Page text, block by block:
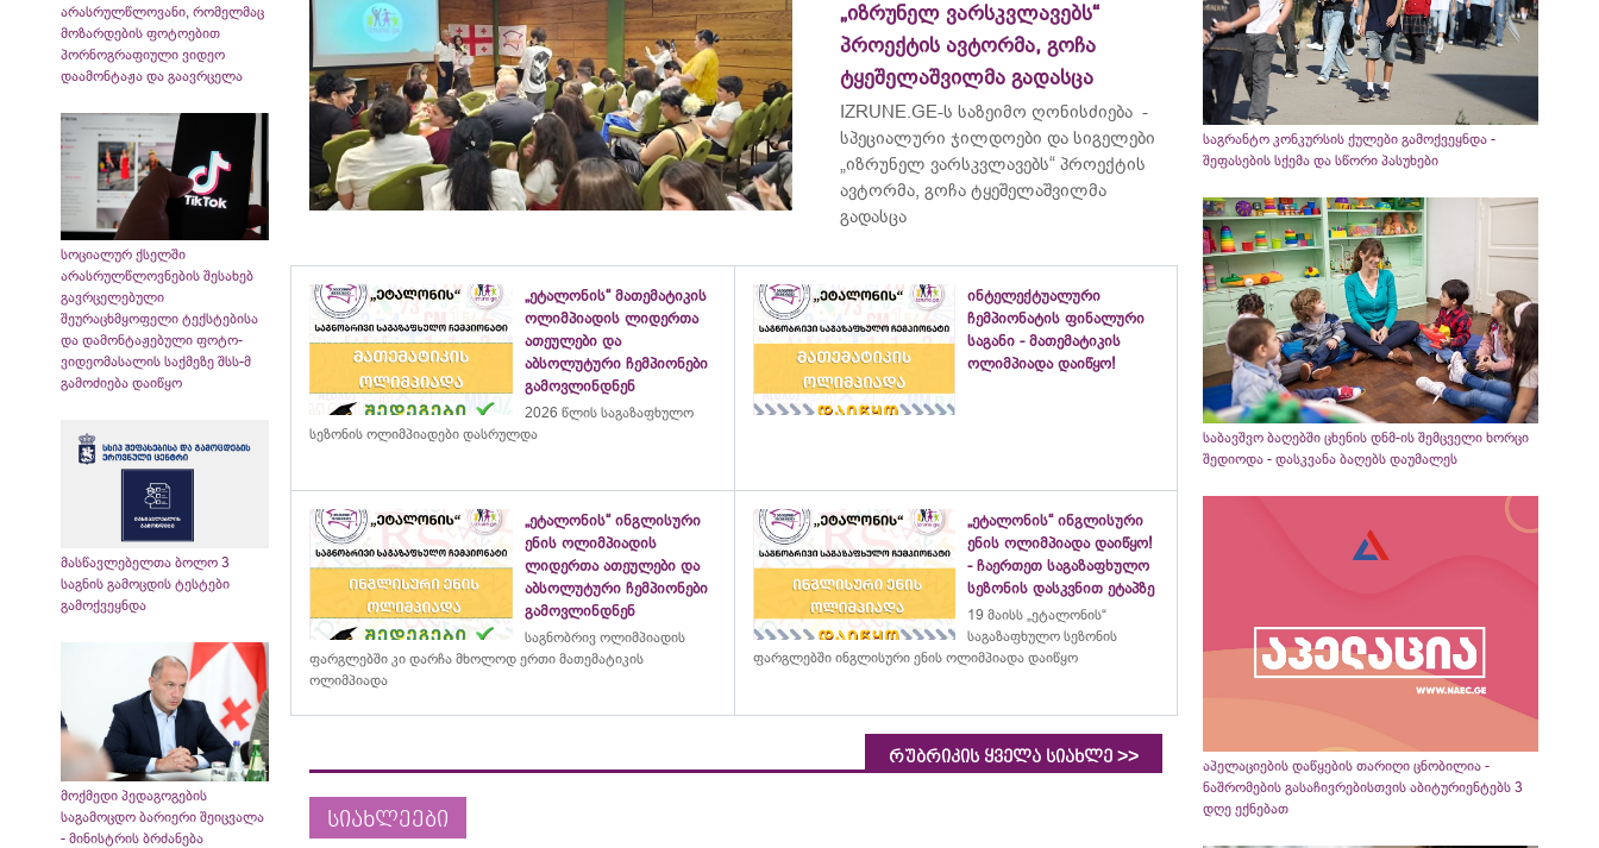
არასრულწლოვანი, რომელმაც
მოზარდების ფოტოებით
პორნოგრაფიული ვიდეო
დაამონტაჟა და გაავრცელა
სოციალურ ქსელში
არასრულწლოვნების შესახებ
გავრცელებული
შეურაცხმყოფელი ტექსტებისა
და დამონტაჟებული ფოტო-
ვიდეომასალის საქმეზე შსს-მ
გამოძიება დაიწყო
მასწავლებელთა ბოლო 3
საგნის გამოცდის ტესტები
გამოქვეყნდა
მოქმედი პედაგოგების
საგამოცდო ბარიერი შეიცვალა
- მინისტრის ბრძანება
„იზრუნელ ვარსკვლავებს“
პროექტის ავტორმა, გოჩა
ტყეშელაშვილმა გადასცა
IZRUNE.GE-ს საზეიმო ღონისძიება -
სპეციალური ჯილდოები და სიგელები
„იზრუნელ ვარსკვლავებს“ პროექტის
ავტორმა, გოჩა ტყეშელაშვილმა
გადასცა
„ეტალონის“ მათემატიკის
ოლიმპიადის ლიდერთა
ათეულები და
აბსოლუტური ჩემპიონები
გამოვლინდნენ
2026 წლის საგაზაფხულო
სეზონის ოლიმპიადები დასრულდა
ინტელექტუალური
ჩემპიონატის ფინალური
საგანი - მათემატიკის
ოლიმპიადა დაიწყო!
„ეტალონის“ ინგლისური
ენის ოლიმპიადის
ლიდერთა ათეულები და
აბსოლუტური ჩემპიონები
გამოვლინდნენ
საგნობრივ ოლიმპიადის
ფარგლებში კი დარჩა მხოლოდ ერთი მათემატიკის
ოლიმპიადა
„ეტალონის“ ინგლისური
ენის ოლიმპიადა დაიწყო!
- ჩაერთეთ საგაზაფხულო
სეზონის დასკვნით ეტაპზე
19 მაისს „ეტალონის“
საგაზაფხულო სეზონის
ფარგლებში ინგლისური ენის ოლიმპიადა დაიწყო
რუბრიკის ყველა სიახლე >>
სიახლეები
საგრანტო კონკურსის ქულები გამოქვეყნდა -
შეფასების სქემა და სწორი პასუხები
საბავშვო ბაღებში ცხენის დნმ-ის შემცველი ხორცი
შედიოდა - დასკვანა ბაღებს დაუმალეს
აპელაციების დაწყების თარიღი ცნობილია -
ნაშრომების გასაჩივრებისთვის აბიტურიენტებს 3
დღე ექნებათ